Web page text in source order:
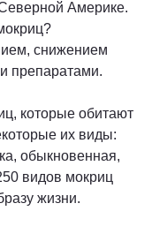
Америке.
снижением
препаратами.
которые обитают
их виды:
обыкновенная,
видов мокриц
жизни.